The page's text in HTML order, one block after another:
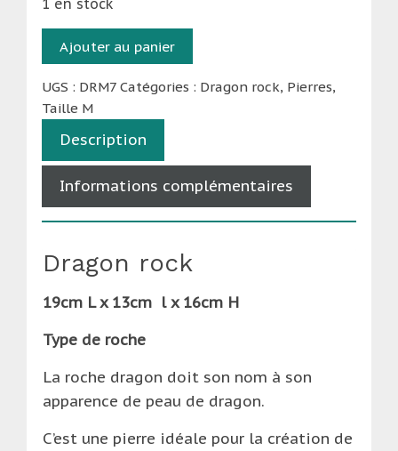
1 en stock
quantité
de
Dragon
rock
Taille
(2
2,5kg)
Ajouter au panier
UGS : DRM7 Catégories : Dragon rock, Pierres,
Taille M
Description
Informations complémentaires
Dragon rock
19cm L x 13cm l x 16cm H
Type de roche
La roche dragon doit son nom à son
apparence de peau de dragon.
C’est une pierre idéale pour la création de